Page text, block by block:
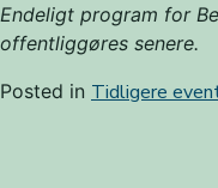
Endeligt program for
offentliggøres senere.
Posted in Tidligere